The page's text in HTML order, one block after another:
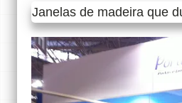
Janelas de madeira que